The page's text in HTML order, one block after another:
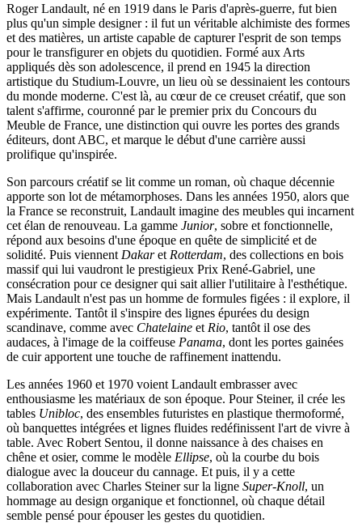
Roger Landault, né en 1919 dans le Paris d'après-guerre, fut bien
plus qu'un simple designer : il fut un véritable alchimiste des formes
et des matières, un artiste capable de capturer l'esprit de son temps
pour le transfigurer en objets du quotidien. Formé aux Arts
appliqués dès son adolescence, il prend en 1945 la direction
artistique du Studium-Louvre, un lieu où se dessinaient les contours
du monde moderne. C'est là, au cœur de ce creuset créatif, que son
talent s'affirme, couronné par le premier prix du Concours du
Meuble de France, une distinction qui ouvre les portes des grands
éditeurs, dont ABC, et marque le début d'une carrière aussi
prolifique qu'inspirée.
Son parcours créatif se lit comme un roman, où chaque décennie
apporte son lot de métamorphoses. Dans les années 1950, alors que
la France se reconstruit, Landault imagine des meubles qui incarnent
cet élan de renouveau. La gamme Junior, sobre et fonctionnelle,
répond aux besoins d'une époque en quête de simplicité et de
solidité. Puis viennent Dakaret Rotterdam, des collections en bois
massif qui lui vaudront le prestigieux Prix René-Gabriel, une
consécration pour ce designer qui sait allier l'utilitaire à l'esthétique.
Mais Landault n'est pas un homme de formules figées : il explore, il
expérimente. Tantôt il s'inspire des lignes épurées du design
scandinave, comme avec Chatelaine et Rio, tantôt il ose des
audaces, à l'image de la coiffeuse Panama, dont les portes gainées
de cuir apportent une touche de raffinement inattendu.
Les années 1960 et 1970 voient Landault embrasser avec
enthousiasme les matériaux de son époque. Pour Steiner, il crée les
tables Unibloc, des ensembles futuristes en plastique thermoformé,
où banquettes intégrées et lignes fluides redéfinissent l'art de vivre à
table. Avec Robert Sentou, il donne naissance à des chaises en
chêne et osier, comme le modèle Ellipse, où la courbe du bois
dialogue avec la douceur du cannage. Et puis, il y a cette
collaboration avec Charles Steiner sur la ligne Super-Knoll, un
hommage au design organique et fonctionnel, où chaque détail
semble pensé pour épouser les gestes du quotidien.